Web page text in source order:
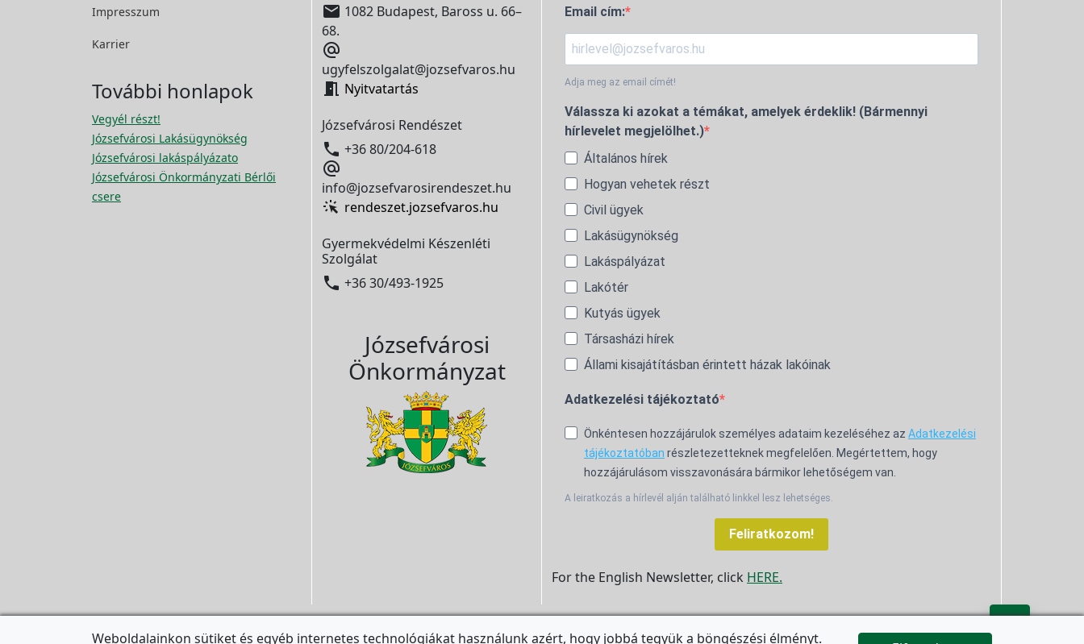
Impresszum
Karrier
További honlapok
Vegyél részt!
Józsefvárosi Lakásügynökség
Józsefvárosi lakáspályázato
Józsefvárosi Önkormányzati Bérlői
csere
 1082 Budapest, Baross u. 66–
68.

ugyfelszolgalat@jozsefvaros.hu
 Nyitvatartás
Józsefvárosi Rendészet
 +36 80/204-618

info@jozsefvarosirendeszet.hu
rendeszet.jozsefvaros.hu
Gyermekvédelmi Készenléti
Szolgálat
 +36 30/493-1925
Józsefvárosi
Önkormányzat
Email cím:
Adja meg az email címét!
Válassza ki azokat a témákat, amelyek érdeklik! (Bármennyi
hírlevelet megjelölhet.)
Általános hírek
Hogyan vehetek részt
Civil ügyek
Lakásügynökség
Lakáspályázat
Lakótér
Kutyás ügyek
Társasházi hírek
Állami kisajátításban érintett házak lakóinak
Adatkezelési tájékoztató
Önkéntesen hozzájárulok személyes adataim kezeléséhez az Adatkezelési
tájékoztatóban részletezetteknek megfelelően. Megértettem, hogy
hozzájárulásom visszavonására bármikor lehetőségem van.
A leiratkozás a hírlevél alján található linkkel lesz lehetséges.
Feliratkozom!
For the English Newsletter, click HERE.

Weboldalainkon sütiket és egyéb internetes technológiákat használunk azért, hogy jobbá tegyük a böngészési élményt.